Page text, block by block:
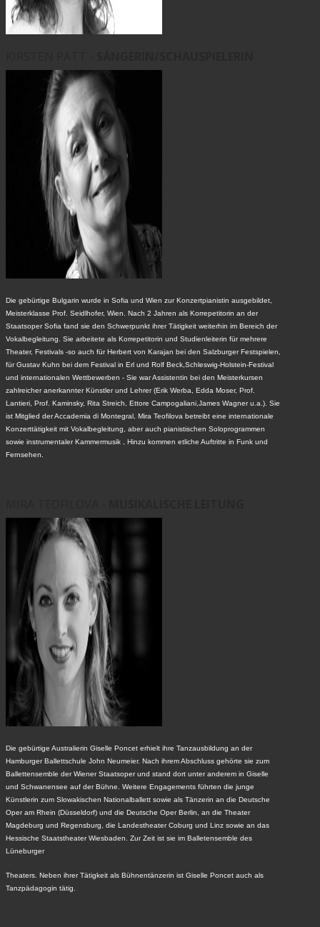
Die gebürtige Bulgarin wurde in Sofia und Wien zur Konzertpianistin ausgebildet,
Meisterklasse Prof. Seidlhofer, Wien. Nach 2 Jahren als Korrepetitorin an der
Staatsoper Sofia fand sie den Schwerpunkt ihrer Tätigkeit weiterhin im Bereich der
Vokalbegleitung. Sie arbeitete als Korrepetitorin und Studienleiterin für mehrere
Theater, Festivals -so auch für Herbert von Karajan bei den Salzburger Festspielen,
für Gustav Kuhn bei dem Festival in Erl und Rolf Beck,Schleswig-Holstein-Festival
und internationalen Wettbewerben - Sie war Assistentin bei den Meisterkursen
zahlreicher anerkannter Künstler und Lehrer (Erik Werba, Edda Moser, Prof.
Lantieri, Prof. Kaminsky, Rita Streich, Ettore Campogaliani,James Wagner u.a.). Sie
ist Mitglied der Accademia di Montegral, Mira Teofilova betreibt eine internationale
Konzerttätigkeit mit Vokalbegleitung, aber auch pianistischen Soloprogrammen
sowie instrumentaler Kammermusik , Hinzu kommen etliche Auftritte in Funk und
Fernsehen.
Die gebürtige Australierin Giselle Poncet erhielt ihre Tanzausbildung an der
Hamburger Ballettschule John Neumeier. Nach ihrem Abschluss gehörte sie zum
Ballettensemble der Wiener Staatsoper und stand dort unter anderem in Giselle
und Schwanensee auf der Bühne. Weitere Engagements führten die junge
Künstlerin zum Slowakischen Nationalballett sowie als Tänzerin an die Deutsche
Oper am Rhein (Düsseldorf) und die Deutsche Oper Berlin, an die Theater
Magdeburg und Regensburg, die Landestheater Coburg und Linz sowie an das
Hessische Staatstheater Wiesbaden. Zur Zeit ist sie im Balletensemble des
Lüneburger
Theaters. Neben ihrer Tätigkeit als Bühnentänzerin ist Giselle Poncet auch als
Tanzpädagogin tätig.